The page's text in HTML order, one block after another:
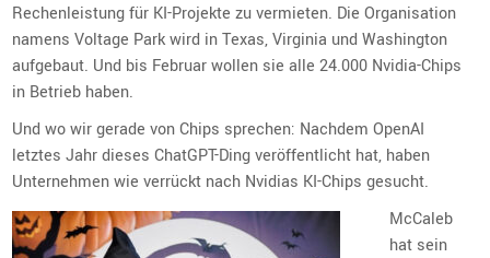
Rechenleistung für KI-Projekte zu vermieten. Die Organisation
namens Voltage Park wird in Texas, Virginia und Washington
aufgebaut. Und bis Februar wollen sie alle 24.000 Nvidia-Chips
in Betrieb haben.
Und wo wir gerade von Chips sprechen: Nachdem OpenAI
letztes Jahr dieses ChatGPT-Ding veröffentlicht hat, haben
Unternehmen wie verrückt nach Nvidias KI-Chips gesucht.
McCaleb
hat sein